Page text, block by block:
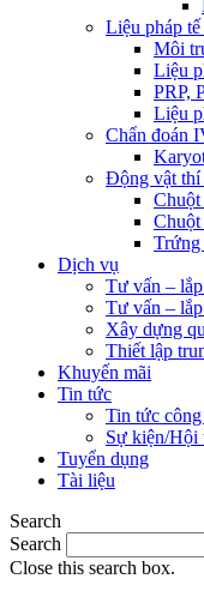
Liệu pháp tế
Môi
Liệu
PRP,
Liệu
Chẩn đoán
Động vật thí
Chuột
Chuột
Trứng
Dịch vụ
Tư vấn –
Tư vấn –
Xây dựng
Thiết lập
Khuyến mãi
Tin tức
Tin tức
Sự kiện/Hội
Tuyển dụng
Tài liệu
Search
Search
Close this search box.